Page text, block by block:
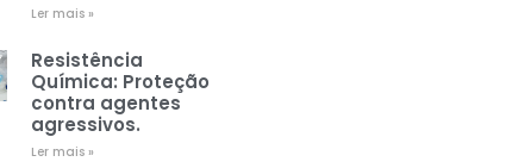
Ler mais »
Resistência
Química: Proteção
contra agentes
agressivos.
Ler mais »